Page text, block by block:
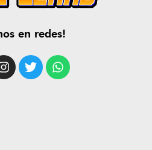
en redes!